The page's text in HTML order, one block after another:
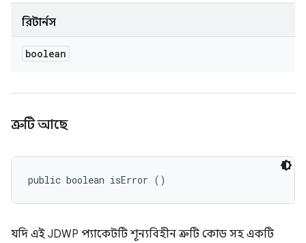
রিটার্নস
boolean
ত্রুটি আছে
public boolean isError ()
যদি এই JDWP প্যাকেটটি শূন্যবিহীন ত্রুটি কোড সহ একটি